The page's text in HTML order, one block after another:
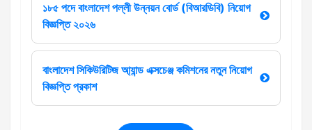
১৮৫ পদে বাংলাদেশ পল্লী উন্নয়ন বোর্ড (বিআরডিবি) নিয়োগ
বিজ্ঞপ্তি ২০২৬
বাংলাদেশ সিকিউরিটিজ আ্যান্ড এক্সচেঞ্জ কমিশনের নতুন নিয়োগ
বিজ্ঞপ্তি প্রকাশ